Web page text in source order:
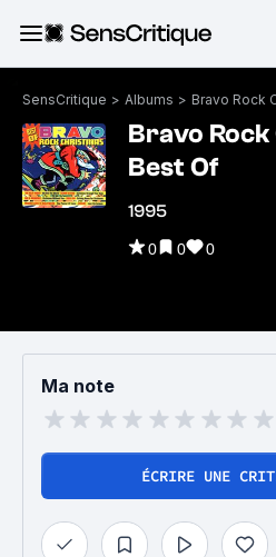
SensCritique > Albums > Bravo Rock
Bravo
Best Of
1995
0 0 0
Ma note
ÉCRIRE UNE